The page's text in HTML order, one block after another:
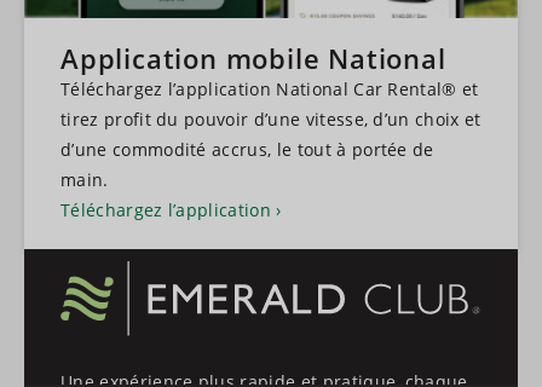
Application mobile National
Téléchargez l’application National Car Rental® et
tirez profit du pouvoir d’une vitesse, d’un choix et
d’une commodité accrus, le tout à portée de
main.
Téléchargez l’application
Une expérience plus rapide et pratique, chaque